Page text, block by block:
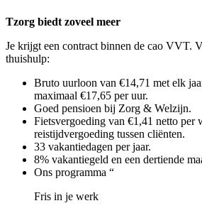
Tzorg biedt zoveel meer
Je krijgt een contract binnen de cao VVT.
thuishulp:
Bruto uurloon van €14,71 met elk
maximaal €17,65 per uur.
Goed pensioen bij Zorg & Welzijn.
Fietsvergoeding van €1,41 netto per
reistijdvergoeding tussen cliënten.
33 vakantiedagen per jaar.
8% vakantiegeld en een dertiende
Ons programma “
Fris in je werk